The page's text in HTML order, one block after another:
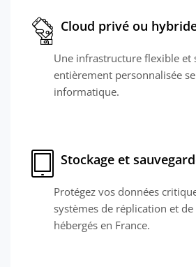
Cloud privé ou
Une infrastructure flexible et
entièrement personnalisée
informatique.
Stockage et
Protégez vos données
systèmes de réplication et de
hébergés en France.